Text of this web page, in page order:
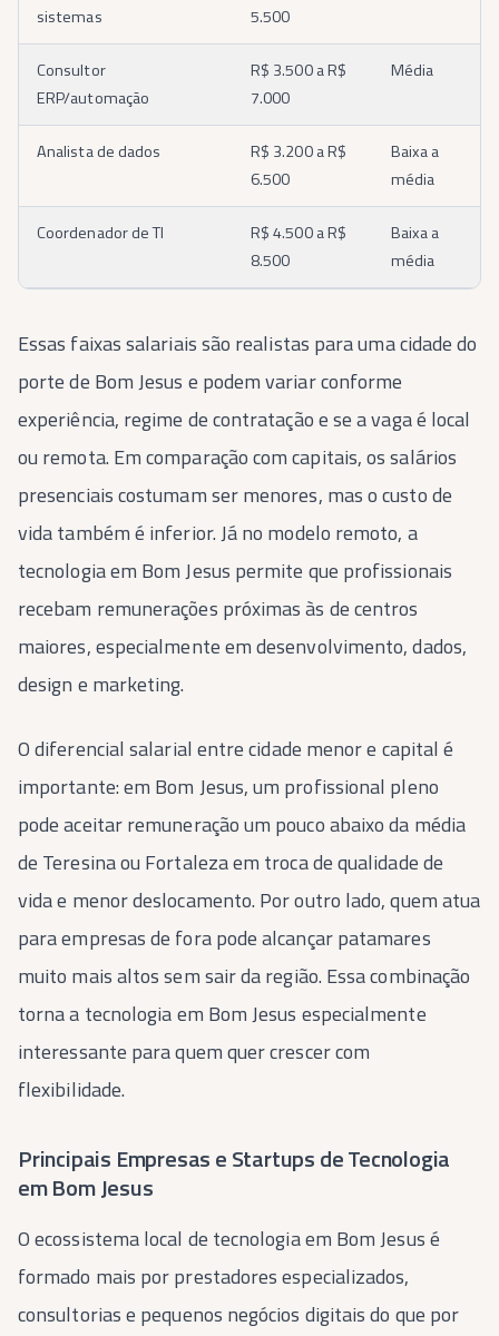
sistemas
5.500
Consultor
ERP/automação
R$ 3.500 a R$
7.000
Média
Analista de dados
R$ 3.200 a R$
6.500
Baixa a
média
Coordenador de TI
R$ 4.500 a R$
8.500
Baixa a
média
Essas faixas salariais são realistas para uma cidade do
porte de Bom Jesus e podem variar conforme
experiência, regime de contratação e se a vaga é local
ou remota. Em comparação com capitais, os salários
presenciais costumam ser menores, mas o custo de
vida também é inferior. Já no modelo remoto, a
tecnologia em Bom Jesus permite que profissionais
recebam remunerações próximas às de centros
maiores, especialmente em desenvolvimento, dados,
design e marketing.
O diferencial salarial entre cidade menor e capital é
importante: em Bom Jesus, um profissional pleno
pode aceitar remuneração um pouco abaixo da média
de Teresina ou Fortaleza em troca de qualidade de
vida e menor deslocamento. Por outro lado, quem atua
para empresas de fora pode alcançar patamares
muito mais altos sem sair da região. Essa combinação
torna a tecnologia em Bom Jesus especialmente
interessante para quem quer crescer com
flexibilidade.
Principais Empresas e Startups de Tecnologia
em Bom Jesus
O ecossistema local de tecnologia em Bom Jesus é
formado mais por prestadores especializados,
consultorias e pequenos negócios digitais do que por